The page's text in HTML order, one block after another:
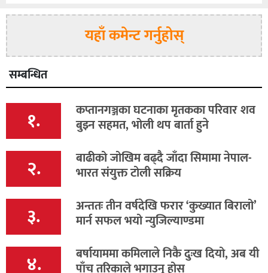
यहाँ कमेन्ट गर्नुहोस्
सम्बन्धित
१. कप्तानगञ्जका घटनाका मृतकका परिवार शव
बुझ्न सहमत, भोली थप बार्ता हुने
२. बाढीको जोखिम बढ्दै जाँदा सिमामा नेपाल-
भारत संयुक्त टोली सक्रिय
३. अन्ततः तीन वर्षदेखि फरार ‘कुख्यात बिरालो’
मार्न सफल भयो न्युजिल्याण्डमा
४. बर्षायाममा कमिलाले निकै दुःख दियो, अब यी
पाँच तरिकाले भगाउनु होस्